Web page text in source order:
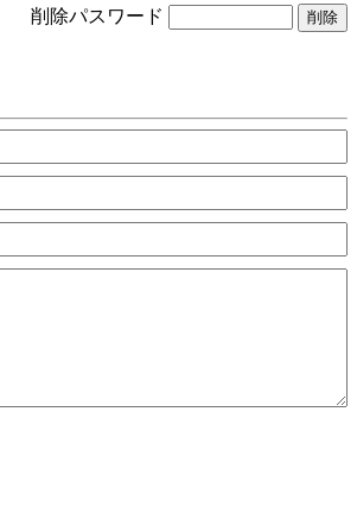
削除パスワード